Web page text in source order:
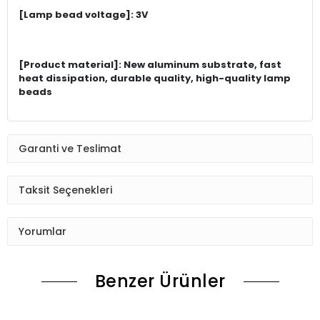
[Lamp bead voltage]: 3V
[Product material]: New aluminum substrate, fast
heat dissipation, durable quality, high-quality lamp
beads
Garanti ve Teslimat
Taksit Seçenekleri
Yorumlar
Benzer Ürünler